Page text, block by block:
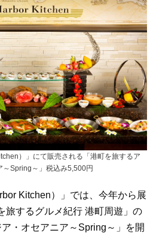
）」にて販売される「港町を旅するア
～Spring～」税込み5,500円
Kitchen）」では、今年から展
旅するグルメ紀行 港町周遊」の
・オセアニア～Spring～」を開